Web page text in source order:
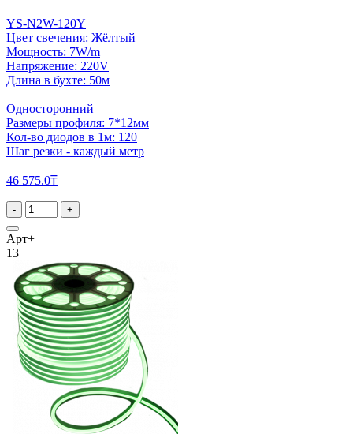
YS-N2W-120Y
Цвет свечения: Жёлтый
Мощность: 7W/m
Напряжение: 220V
Длина в бухте: 50м
Односторонний
Размеры профиля: 7*12мм
Кол-во диодов в 1м: 120
Шаг резки - каждый метр
46 575.0₸
- +
Арт+
13